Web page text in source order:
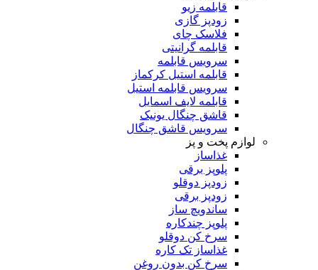
قابلمه زیو
زودپز گازی
فلاسک چای
قابلمه گرانیتی
سرویس قابلمه
قابلمه استیل کرکماز
سرویس قابلمه استیل
قابلمه لایف اسمایل
قاشق چنگال یونیک
سرویس قاشق چنگال
لوازم پخت و پز
غذاساز
پلوپز برقی
زودپز دوقلو
زودپز برقی
ساندویچ ساز
پلوپز چندکاره
سرخ کن دوقلو
غذاساز تک کاره
سرخ کن بدون روغن